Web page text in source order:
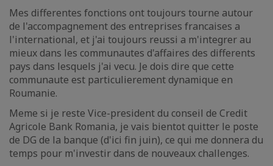
Mes differentes fonctions ont toujours tourne autour
de l'accompagnement des entreprises francaises a
l'international, et j'ai toujours reussi a m'integrer au
mieux dans les communautes d'affaires des differents
pays dans lesquels j'ai vecu. Je dois dire que cette
communaute est particulierement dynamique en
Roumanie.
Meme si je reste Vice-president du conseil de Credit
Agricole Bank Romania, je vais bientot quitter le poste
de DG de la banque (d'ici fin juin), ce qui me donnera du
temps pour m'investir dans de nouveaux challenges.